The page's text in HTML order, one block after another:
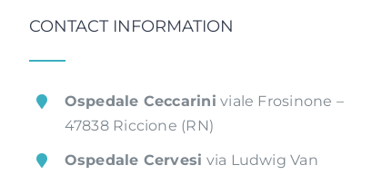
CONTACT INFORMATION
Ospedale Ceccarini viale Frosinone –
47838 Riccione (RN)
Ospedale Cervesi via Ludwig Van